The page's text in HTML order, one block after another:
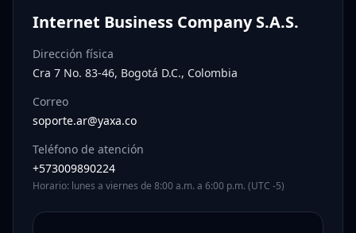
Internet Business Company S.A.S.
Dirección física
Cra 7 No. 83-46, Bogotá D.C., Colombia
Correo
soporte.ar@yaxa.co
Teléfono de atención
+573009890224
Horario: lunes a viernes de 8:00 a.m. a 6:00 p.m. (UTC -5)